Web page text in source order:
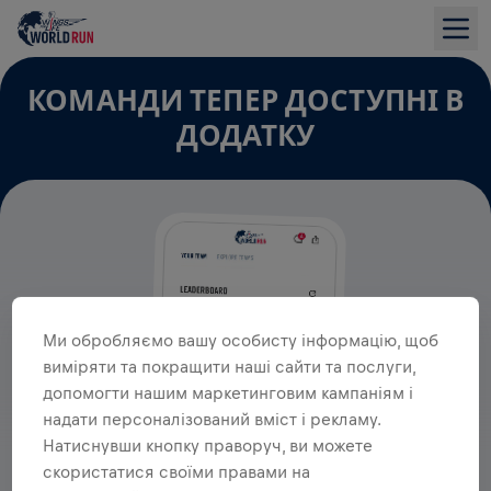
КОМАНДИ ТЕПЕР ДОСТУПНІ В
ДОДАТКУ
Ми обробляємо вашу особисту інформацію, щоб
виміряти та покращити наші сайти та послуги,
допомогти нашим маркетинговим кампаніям і
надати персоналізований вміст і рекламу.
Натиснувши кнопку праворуч, ви можете
скористатися своїми правами на